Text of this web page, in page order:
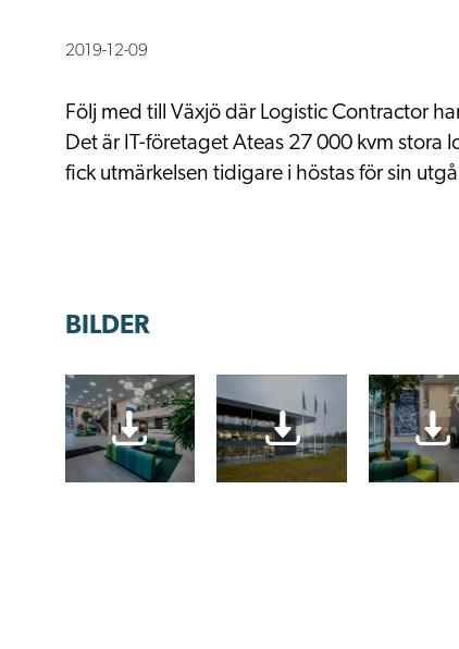
2019-12-09
Följ med till Växjö där Logistic Contractor
Det är IT-företaget Ateas 27 000 kvm
fick utmärkelsen tidigare i höstas för sin
BILDER